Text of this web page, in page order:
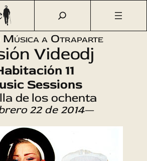
Cultural Música
Sesión Videodj
con Manel Dalmau
Música a Otraparte
Videodj
11
Sessions
de los ochenta
22 de 2014—